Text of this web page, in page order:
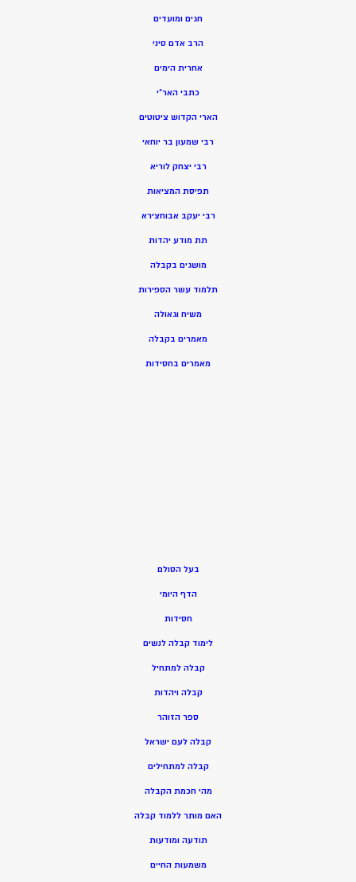
חגים ומועדים
הרב אדם סיני
אחרית הימים
כתבי האר”י
הארי הקדוש ציטוטים
רבי שמעון בר יוחאי
רבי יצחק לוריא
תפיסת המציאות
רבי יעקב אבוחצירא
תת מודע יהדות
מושגים בקבלה
תלמוד עשר הספירות
משיח וגאולה
מאמרים בקבלה
מאמרים בחסידות
בעל הסולם
הדף היומי
חסידות
לימוד קבלה לנשים
קבלה למתחיל
קבלה ויהדות
ספר הזוהר
קבלה לעם ישראל
קבלה למתחילים
מהי חכמת הקבלה
האם מותר ללמוד קבלה
תודעה ומודעות
משמעות החיים